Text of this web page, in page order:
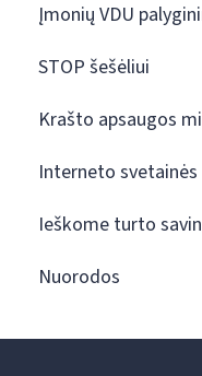
Įmonių VDU
STOP šešėliui
Krašto apsaugos
Interneto
Ieškome turto
Nuorodos